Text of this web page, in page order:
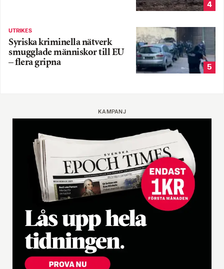
4
UTRIKES
Syriska kriminella nätverk
smugglade människor till EU
– flera gripna
5
KAMPANJ